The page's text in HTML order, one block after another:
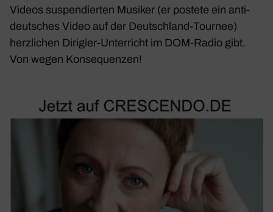
Videos suspen­dierten Musiker (er postete ein anti-
deut­sches Video auf der Deutsch­land-Tournee)
herz­li­chen Diri­gier-Unter­richt im DOM-Radio gibt.
Von wegen Konse­quenzen!